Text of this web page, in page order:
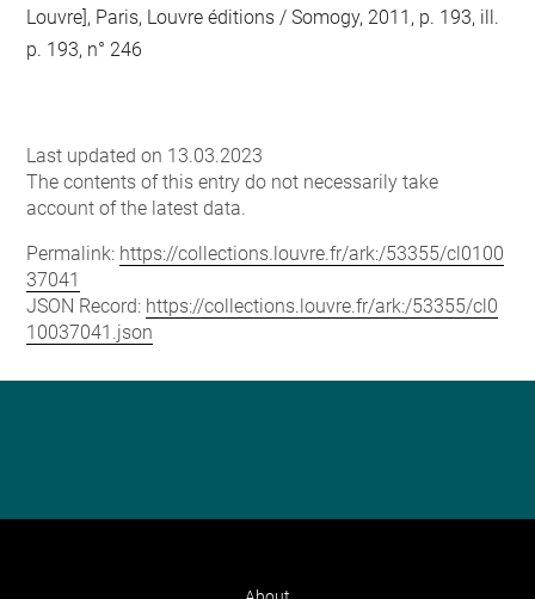
Louvre], Paris, Louvre éditions / Somogy, 2011, p. 193, ill.
p. 193, n° 246
Last updated on 13.03.2023
The contents of this entry do not necessarily take
account of the latest data.
Permalink: https://collections.louvre.fr/ark:/53355/cl0100
37041
JSON Record: https://collections.louvre.fr/ark:/53355/cl0
10037041.json